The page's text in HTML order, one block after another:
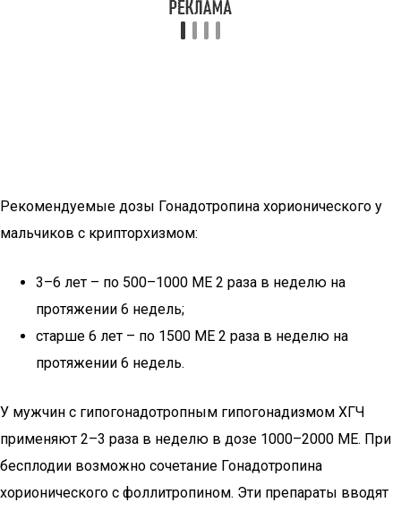
Рекомендуемые дозы Гонадотропина хорионического у
мальчиков с крипторхизмом:
3–6 лет – по 500–1000 МЕ 2 раза в неделю на
протяжении 6 недель;
старше 6 лет – по 1500 МЕ 2 раза в неделю на
протяжении 6 недель.
У мужчин с гипогонадотропным гипогонадизмом ХГЧ
применяют 2–3 раза в неделю в дозе 1000–2000 МЕ. При
бесплодии возможно сочетание Гонадотропина
хорионического с фоллитропином. Эти препараты вводят